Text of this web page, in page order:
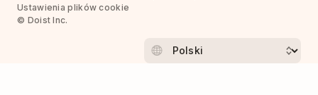
Ustawienia plików cookie
© Doist Inc.